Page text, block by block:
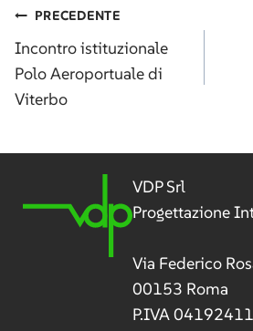
Navigazione
articoli
PRECEDENTE
Incontro istituzionale
Polo Aeroportuale di
Viterbo
VDP Srl
Progettazione
Via Federico
00153 Roma
P.IVA